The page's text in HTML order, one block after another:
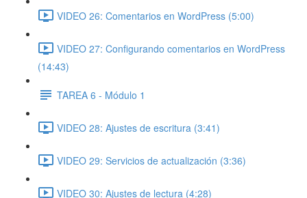
VIDEO 26: Comentarios en WordPress (5:00)
VIDEO 27: Configurando comentarios en WordPress
(14:43)
TAREA 6 - Módulo 1
VIDEO 28: Ajustes de escritura (3:41)
VIDEO 29: Servicios de actualización (3:36)
VIDEO 30: Ajustes de lectura (4:28)